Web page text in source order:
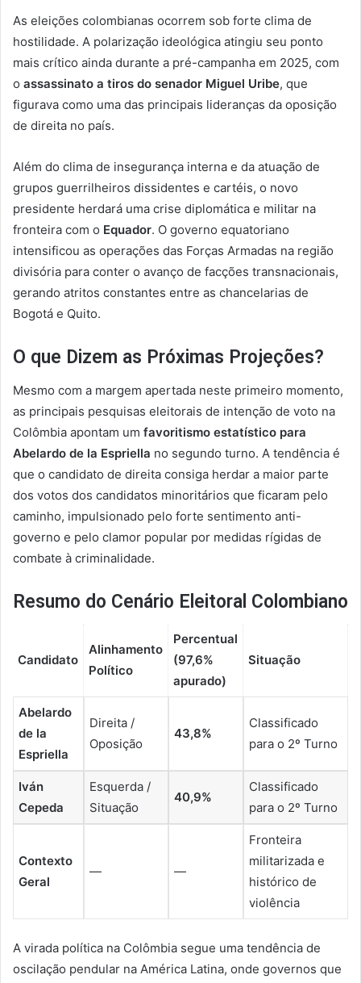
As eleições colombianas ocorrem sob forte clima de
hostilidade. A polarização ideológica atingiu seu ponto
mais crítico ainda durante a pré-campanha em 2025, com
o assassinato a tiros do senador Miguel Uribe, que
figurava como uma das principais lideranças da oposição
de direita no país.
Além do clima de insegurança interna e da atuação de
grupos guerrilheiros dissidentes e cartéis, o novo
presidente herdará uma crise diplomática e militar na
fronteira com o Equador. O governo equatoriano
intensificou as operações das Forças Armadas na região
divisória para conter o avanço de facções transnacionais,
gerando atritos constantes entre as chancelarias de
Bogotá e Quito.
O que Dizem as Próximas Projeções?
Mesmo com a margem apertada neste primeiro momento,
as principais pesquisas eleitorais de intenção de voto na
Colômbia apontam um favoritismo estatístico para
Abelardo de la Espriella no segundo turno. A tendência é
que o candidato de direita consiga herdar a maior parte
dos votos dos candidatos minoritários que ficaram pelo
caminho, impulsionado pelo forte sentimento anti-
governo e pelo clamor popular por medidas rígidas de
combate à criminalidade.
Resumo do Cenário Eleitoral Colombiano
Candidato
Alinhamento
Político
Percentual
(97,6%
apurado)
Situação
Abelardo
de la
Espriella
Direita /
Oposição
43,8%
Classificado
para o 2º Turno
Iván
Cepeda
Esquerda /
Situação
40,9%
Classificado
para o 2º Turno
Contexto
Geral
— —
Fronteira
militarizada e
histórico de
violência
A virada política na Colômbia segue uma tendência de
oscilação pendular na América Latina, onde governos que